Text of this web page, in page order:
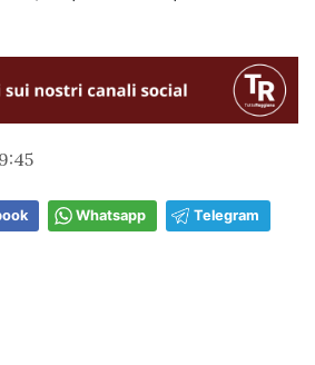
Whatsapp Telegram